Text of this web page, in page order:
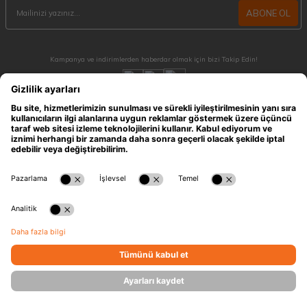
ABONE OL
Kampanya ve indirimlerden haberdar olmak için bizi Takip Edin!
MÜŞTERİ HİZMETLERİ
Hafta içi 09:30 - 18:30 / Hafta sonu 10:00 - 17:00 arası merak ettiğiniz tüm sorular ve
siparişleriniz için ulaşabilirsiniz.
ÖNEMLİ BİLGİLER
HIZLI ERİŞİM
KATEGORİLER
İLETİŞİM